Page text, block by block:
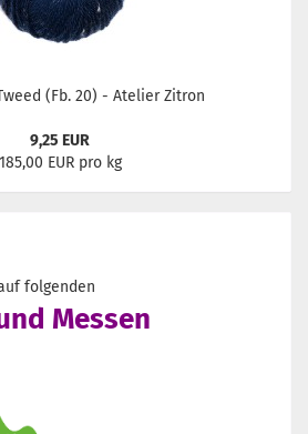
(Fb. 20) - Atelier Zitron
9,25 EUR
185,00 EUR pro kg
folgenden
Messen